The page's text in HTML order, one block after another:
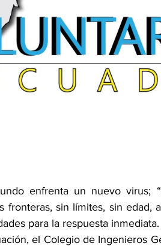
enfrenta un nuevo virus;
fronteras, sin límites, sin edad,
para la respuesta inmediata.
el Colegio de Ingenieros